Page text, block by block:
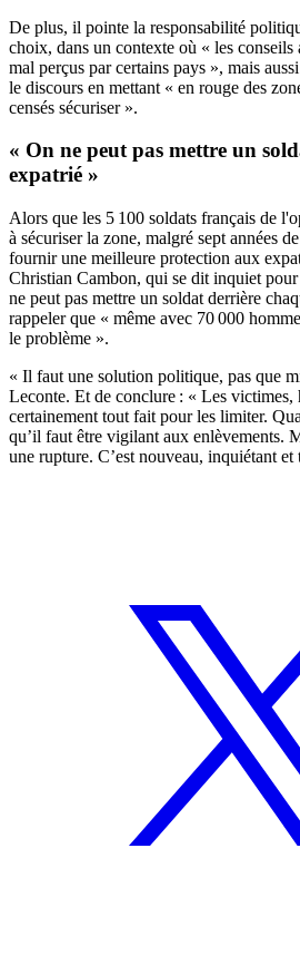
De plus, il pointe la responsabilité
choix, dans un contexte où « les conseils
mal perçus par certains pays », mais
le discours en mettant « en rouge des
censés sécuriser ».
« On ne peut pas mettre un
expatrié »
Alors que les 5 100 soldats français de
à sécuriser la zone, malgré sept années
fournir une meilleure protection aux
Christian Cambon, qui se dit inquiet
ne peut pas mettre un soldat derrière
rappeler que « même avec 70 000
le problème ».
« Il faut une solution politique, pas que
Leconte. Et de conclure : « Les victimes,
certainement tout fait pour les limiter.
qu’il faut être vigilant aux enlèvements.
une rupture. C’est nouveau, inquiétant et